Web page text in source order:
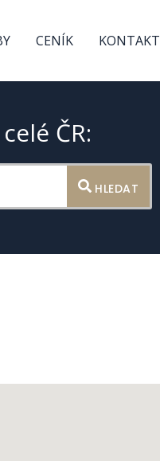
CENÍK KONTAKT
ČR:
HLEDAT